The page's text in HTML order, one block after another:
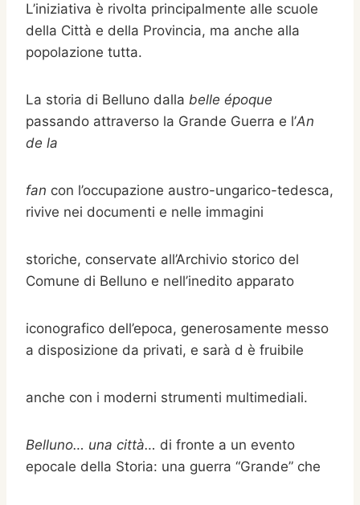
L’iniziativa è rivolta principalmente alle scuole
della Città e della Provincia, ma anche alla
popolazione tutta.
La storia di Belluno dalla belle époque
passando attraverso la Grande Guerra e l’An
de la
fan con l’occupazione austro-ungarico-tedesca,
rivive nei documenti e nelle immagini
storiche, conservate all’Archivio storico del
Comune di Belluno e nell’inedito apparato
iconografico dell’epoca, generosamente messo
a disposizione da privati, e sarà d è fruibile
anche con i moderni strumenti multimediali.
Belluno… una città… di fronte a un evento
epocale della Storia: una guerra “Grande” che